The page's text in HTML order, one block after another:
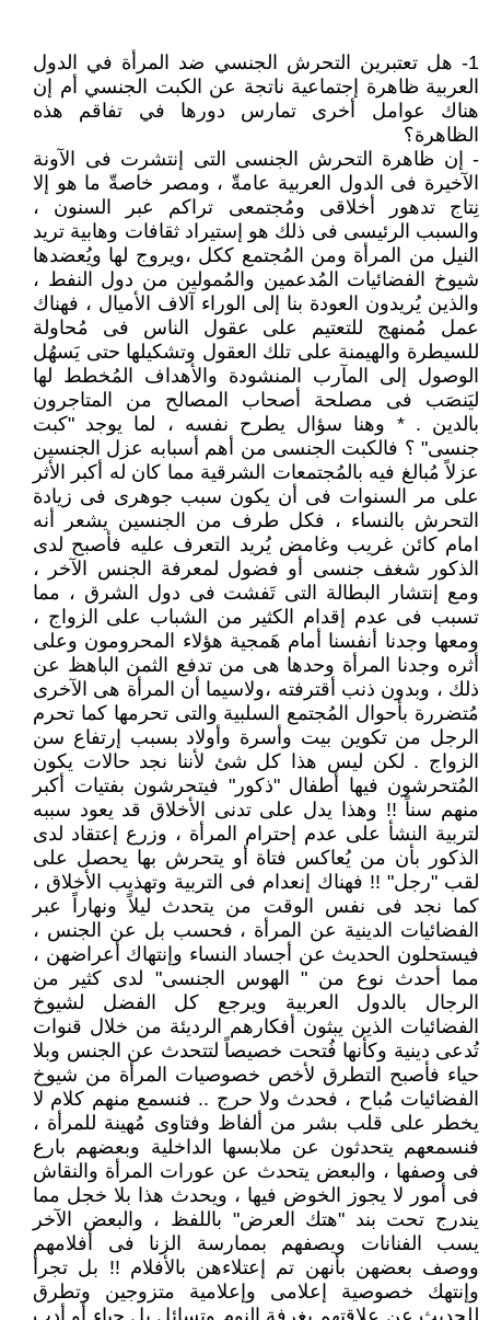
1- هل تعتبرين التحرش الجنسي ضد المرأة في الدول
العربية ظاهرة إجتماعية ناتجة عن الكبت الجنسي أم إن
هناك عوامل أخرى تمارس دورها في تفاقم هذه
الظاهرة؟
- إن ظاهرة التحرش الجنسى التى إنتشرت فى الآونة
الآخيرة فى الدول العربية عامةّ ، ومصر خاصةّ ما هو إلا
نِتاج تدهور أخلاقى ومُجتمعى تراكم عبر السنون ،
والسبب الرئيسى فى ذلك هو إستيراد ثقافات وهابية تريد
النيل من المرأة ومن المُجتمع ككل ،ويروج لها ويُعضدها
شيوخ الفضائيات المُدعمين والمُمولين من دول النفط ،
والذين يُريدون العودة بنا إلى الوراء آلاف الأميال ، فهناك
عمل مُمنهج للتعتيم على عقول الناس فى مُحاولة
للسيطرة والهيمنة على تلك العقول وتشكيلها حتى يَسهُل
الوصول إلى المآرب المنشودة والأهداف المُخطط لها
ليَنصَب فى مصلحة أصحاب المصالح من المتاجرون
بالدين . * وهنا سؤال يطرح نفسه ، لما يوجد "كبت
جنسى" ؟ فالكبت الجنسى من أهم أسبابه عزل الجنسين
عزلاً مُبالغ فيه بالمُجتمعات الشرقية مما كان له أكبر الأثر
على مر السنوات فى أن يكون سبب جوهرى فى زيادة
التحرش بالنساء ، فكل طرف من الجنسين يشعر أنه
امام كائن غريب وغامض يُريد التعرف عليه فأصبح لدى
الذكور شغف جنسى أو فضول لمعرفة الجنس الآخر ،
ومع إنتشار البطالة التى تَفشت فى دول الشرق ، مما
تسبب فى عدم إقدام الكثير من الشباب على الزواج ،
ومعها وجدنا أنفسنا أمام هَمجية هؤلاء المحرومون وعلى
أثره وجدنا المرأة وحدها هى من تدفع الثمن الباهظ عن
ذلك ، وبدون ذنب أقترفته ،ولاسيما أن المرأة هى الآخرى
مُتضررة بأحوال المُجتمع السلبية والتى تحرمها كما تحرم
الرجل من تكوين بيت وأسرة وأولاد بسبب إرتفاع سن
الزواج . لكن ليس هذا كل شئ لأننا نجد حالات يكون
المُتحرشون فيها أطفال "ذكور" فيتحرشون بفتيات أكبر
منهم سناً !! وهذا يدل على تدنى الأخلاق قد يعود سببه
لتربية النشأ على عدم إحترام المرأة ، وزرع إعتقاد لدى
الذكور بأن من يُعاكس فتاة أو يتحرش بها يحصل على
لقب "رجل" !! فهناك إنعدام فى التربية وتهذيب الأخلاق ،
كما نجد فى نفس الوقت من يتحدث ليلاً ونهاراً عبر
الفضائيات الدينية عن المرأة ، فحسب بل عن الجنس ،
فيستحلون الحديث عن أجساد النساء وإنتهاك أعراضهن ،
مما أحدث نوع من " الهوس الجنسى" لدى كثير من
الرجال بالدول العربية ويرجع كل الفضل لشيوخ
الفضائيات الذين يبثون أفكارهم الرديئة من خلال قنوات
تُدعى دينية وكأنها فُتحت خصيصاً لتتحدث عن الجنس وبلا
حياء فأصبح التطرق لأخص خصوصيات المرأة من شيوخ
الفضائيات مُباح ، فحدث ولا حرج .. فنسمع منهم كلام لا
يخطر على قلب بشر من ألفاظ وفتاوى مُهينة للمرأة ،
فنسمعهم يتحدثون عن ملابسها الداخلية وبعضهم بارع
فى وصفها ، والبعض يتحدث عن عورات المرأة والنقاش
فى أمور لا يجوز الخوض فيها ، ويحدث هذا بلا خجل مما
يندرج تحت بند "هتك العرض" باللفظ ، والبعض الآخر
يسب الفنانات ويصفهم بممارسة الزنا فى أفلامهم
ووصف بعضهن بأنهن تم إعتلاءهن بالأفلام !! بل تجرأ
وإنتهك خصوصية إعلامى وإعلامية متزوجين وتطرق